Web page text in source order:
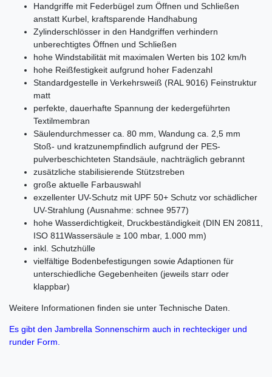
Handgriffe mit Federbügel zum Öffnen und Schließen
anstatt Kurbel, kraftsparende Handhabung
Zylinderschlösser in den Handgriffen verhindern
unberechtigtes Öffnen und Schließen
hohe Windstabilität mit maximalen Werten bis 102 km/h
hohe Reißfestigkeit aufgrund hoher Fadenzahl
Standardgestelle in Verkehrsweiß (RAL 9016) Feinstruktur
matt
perfekte, dauerhafte Spannung der kedergeführten
Textilmembran
Säulendurchmesser ca. 80 mm, Wandung ca. 2,5 mm
Stoß- und kratzunempfindlich aufgrund der PES-
pulverbeschichteten Standsäule, nachträglich gebrannt
zusätzliche stabilisierende Stützstreben
große aktuelle Farbauswahl
exzellenter UV-Schutz mit UPF 50+ Schutz vor schädlicher
UV-Strahlung (Ausnahme: schnee 9577)
hohe Wasserdichtigkeit, Druckbeständigkeit (DIN EN 20811,
ISO 811Wassersäule ≥ 100 mbar, 1.000 mm)
inkl. Schutzhülle
vielfältige Bodenbefestigungen sowie Adaptionen für
unterschiedliche Gegebenheiten (jeweils starr oder
klappbar)
Weitere Informationen finden sie unter Technische Daten.
Es gibt den Jambrella Sonnenschirm auch in rechteckiger und
runder Form.